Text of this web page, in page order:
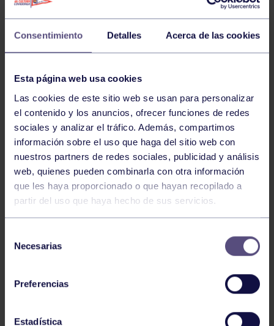
Consentimiento Detalles Acerca de las cookies
Esta página web usa cookies
Las cookies de este sitio web se usan para personalizar
el contenido y los anuncios, ofrecer funciones de redes
sociales y analizar el tráfico. Además, compartimos
información sobre el uso que haga del sitio web con
nuestros partners de redes sociales, publicidad y análisis
web, quienes pueden combinarla con otra información
que les haya proporcionado o que hayan recopilado a
partir del uso que haya hecho de sus servicios.
Necesarias
Preferencias
Estadística
NOTICIAS RELACIONADAS
Hockey 28 Jul 2026
ÓSCAR PALOMERO, RUMBO AL
MUNDIAL